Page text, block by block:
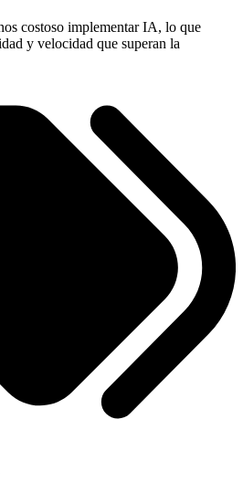
costoso implementar IA, lo que
y velocidad que superan la